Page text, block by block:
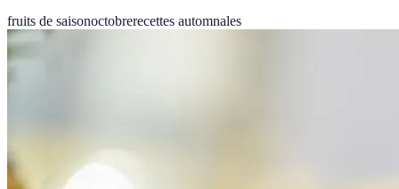
fruits de saisonoctobrerecettes automnales